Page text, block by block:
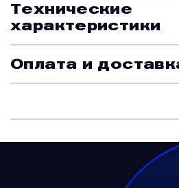
Технические
характеристики
Оплата и
Монтажные рамы